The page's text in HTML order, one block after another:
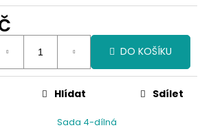
DO KOŠÍKU
Sada 4-dílná
Hlídat Sdílet